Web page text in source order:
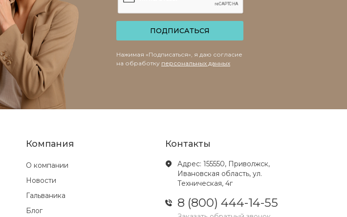
ПОДПИСАТЬСЯ
Нажимая «Подписаться», я даю согласие
на обработку персональных данных
Компания
О компании
Новости
Гальваника
Блог
Контакты
Адрес: 155550, Приволжск,
Ивановская область, ул.
Техническая, 4г
8 (800) 444-14-55